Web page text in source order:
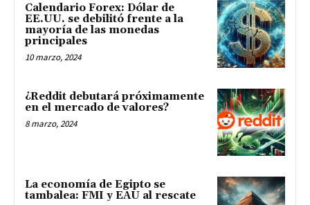
Calendario Forex: Dólar de
EE.UU. se debilitó frente a la
mayoría de las monedas
principales
10 marzo, 2024
¿Reddit debutará próximamente
en el mercado de valores?
8 marzo, 2024
La economía de Egipto se
tambalea: FMI y EAU al rescate